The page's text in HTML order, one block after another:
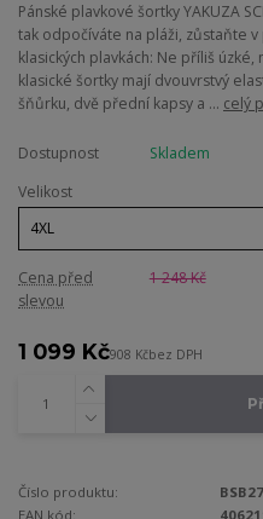
Pánské plavkové šortky YAKUZA
tak odpočíváte na pláži, zůstaňte
klasických plavkách: Ne příliš
klasické šortky mají dvouvrstvý
šňůrku, dvě přední kapsy a ... celý
Dostupnost
Skladem
Velikost
Cena před
slevou
1 248 Kč
1 099 Kč908 Kčbez DPH
Číslo produktu:
EAN kód: